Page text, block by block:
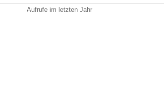
Aufrufe im letzten Jahr